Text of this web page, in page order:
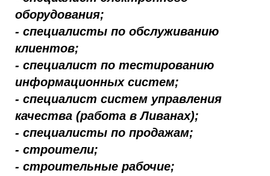
оборудования;
- специалисты по обслуживанию
клиентов;
- специалист по тестированию
информационных систем;
- специалист систем управления
качества (работа в Ливанах);
- специалисты по продажам;
- строители;
- строительные рабочие;